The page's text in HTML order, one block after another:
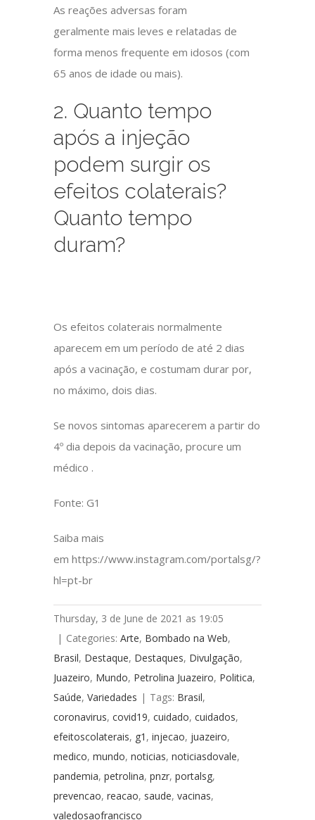
As reações adversas foram
geralmentemais leves e relatadas de
forma menos frequente em idosos (com
65 anos de idade ou mais).
2. Quanto tempo
após a injeção
podem surgir os
efeitos colaterais?
Quanto tempo
duram?
Os efeitos colaterais normalmente
aparecem em um período de até 2 dias
após a vacinação, e costumam durar por,
no máximo, dois dias.
Se novos sintomas aparecerem a partir do
4º dia depois da vacinação, procure um
médico .
Fonte: G1
Saiba mais
em https://www.instagram.com/portalsg/?
hl=pt-br
Thursday, 3 de June de 2021 as 19:05
| Categories:Arte, Bombado na Web,
Brasil, Destaque, Destaques, Divulgação,
Juazeiro, Mundo, Petrolina Juazeiro, Politica,
Saúde,Variedades | Tags: Brasil,
coronavirus,covid19,cuidado,cuidados,
efeitoscolaterais, g1 ,injecao, juazeiro,
medico,mundo,noticias,noticiasdovale,
pandemia,petrolina,pnzr,portalsg,
prevencao,reacao, saude,vacinas,
valedosaofrancisco